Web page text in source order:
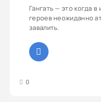
Гангать — это когда в
героев неожиданно
завалить.
0